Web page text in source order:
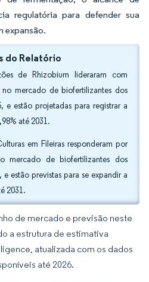
regulatória para defender sua
expansão.
do Relatório
de Rhizobium lideraram com
mercado de biofertilizantes dos
e estão projetadas para registrar a
até 2031.
em Fileiras responderam por
mercado de biofertilizantes dos
e estão previstas para se expandir a
2031.
de mercado e previsão neste
a estrutura de estimativa
atualizada com os dados
até 2026.